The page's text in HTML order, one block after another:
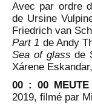
Avec par ordre
de Ursine
Friedrich van
Part 1 de Andy
Sea of glassde
Xárene Eskandar,
00 : 00 MEUTE
2019, filmé